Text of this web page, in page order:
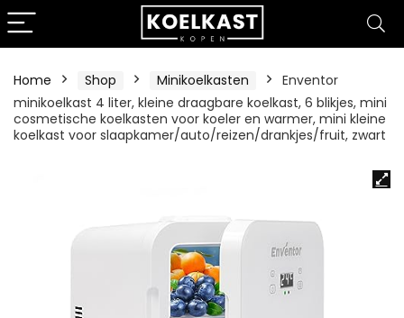
Home Shop Minikoelkasten
Enventor
minikoelkast 4 liter, kleine draagbare koelkast, 6 blikjes, mini
cosmetische koelkasten voor koeler en warmer, mini kleine
koelkast voor slaapkamer/auto/reizen/drankjes/fruit, zwart